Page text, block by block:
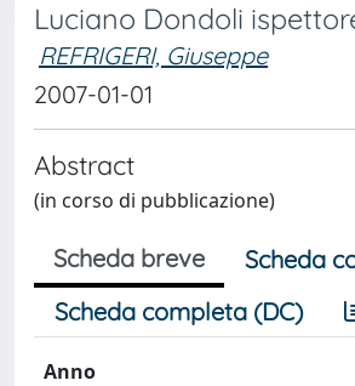
Luciano Dondoli
REFRIGERI, Giuseppe
2007-01-01
Abstract
(in corso di pubblicazione)
Scheda breve
Scheda
Scheda completa (DC)
Anno